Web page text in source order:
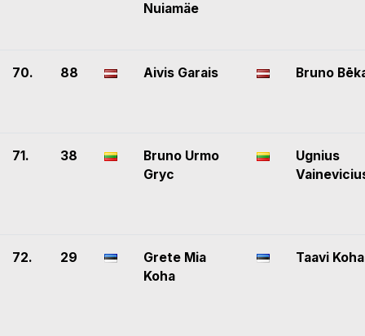
Nuiamäe
70. 88 Aivis Garais Bruno
71. 38
Bruno Urmo
Gryc
Ugnius
72. 29
Grete Mia
Koha
Taavi Koha